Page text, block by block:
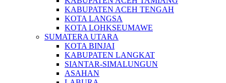
KABUPATEN ACEH TENGAH
KOTA LANGSA
KOTA LOHKSEUMAWE
SUMATERA UTARA
KOTA BINJAI
KABUPATEN LANGKAT
SIANTAR-SIMALUNGUN
ASAHAN